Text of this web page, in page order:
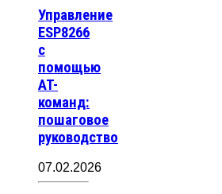
Управление
ESP8266
с
помощью
AT-
команд:
пошаговое
руководство
07.02.2026